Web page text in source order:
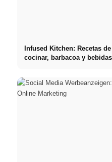
Infused Kitchen: Recetas
cocinar, barbacoa y bebidas